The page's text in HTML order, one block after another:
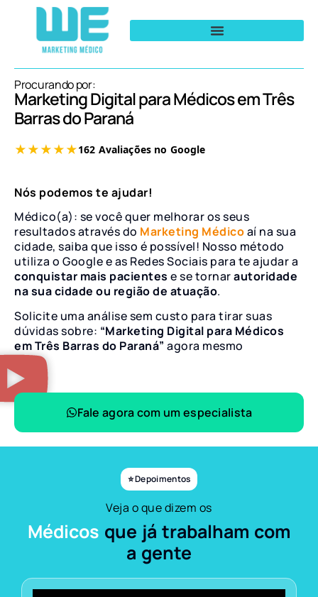
Procurando por:
Marketing Digital para Médicos em Três
Barras do Paraná
Nós podemos te ajudar!
Médico(a): se você quer melhorar os seus
resultados através do Marketing Médicoaí na sua
cidade, saiba que isso é possível! Nosso método
utiliza o Google e as Redes Sociais para te ajudar a
conquistar mais pacientes e se tornarautoridade
na sua cidade ou região de atuação.
Solicite uma análise sem custo para tirar suas
dúvidas sobre: “Marketing Digital para Médicos
em Três Barras do Paraná” agora mesmo
Fale agora com um especialista
⭐ Depoimentos
Veja o que dizem os
Médicos que já trabalham com
a gente